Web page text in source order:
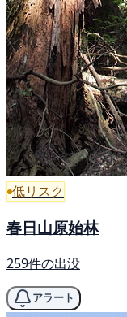
低リスク
春日山原始林
259件の出没
アラート